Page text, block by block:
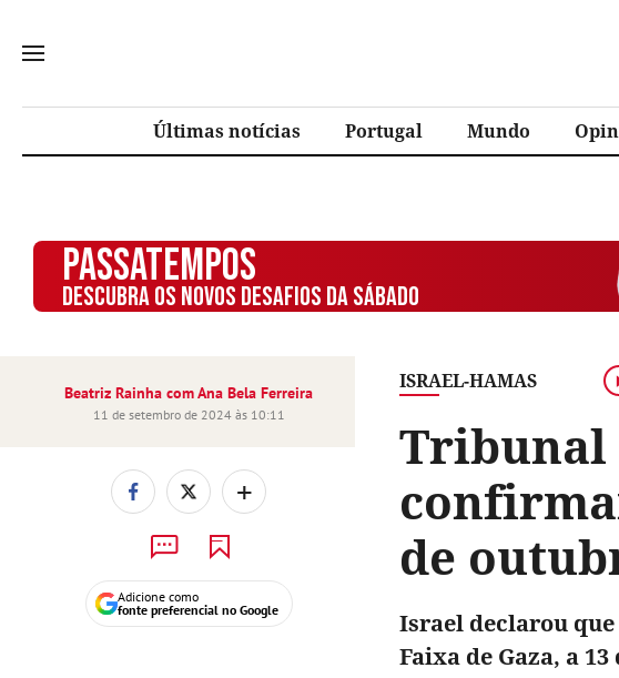
Últimas notícias Portugal Mundo
PASSATEMPOS
DESCUBRA OS NOVOS DESAFIOS DA SÁBADO
ISRAEL-HAMAS
Tribunal
de
Beatriz Rainha com Ana Bela Ferreira
11 de setembro de 2024 às 10:11
+
Adicione como
fonte preferencial no Google
Israel declarou
Faixa de Gaza, a